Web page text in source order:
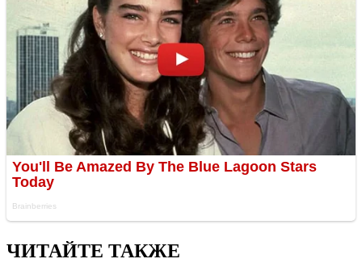
ЧИТАЙТЕ ТАКЖЕ